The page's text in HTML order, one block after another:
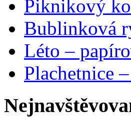
Piknikový
Bublinková
Léto –
Plachetnice